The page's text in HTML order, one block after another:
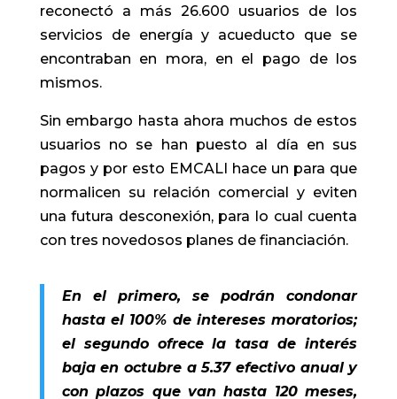
reconectó a más 26.600 usuarios de los
servicios de energía y acueducto que se
encontraban en mora, en el pago de los
mismos.
Sin embargo hasta ahora muchos de estos
usuarios no se han puesto al día en sus
pagos y por esto EMCALI hace un para que
normalicen su relación comercial y eviten
una futura desconexión, para lo cual cuenta
con tres novedosos planes de financiación.
En el primero, se podrán condonar
hasta el 100% de intereses moratorios;
el segundo ofrece la tasa de interés
baja en octubre a 5.37 efectivo anual y
con plazos que van hasta 120 meses,